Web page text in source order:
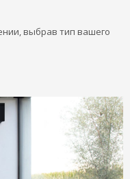
выбрав тип вашего